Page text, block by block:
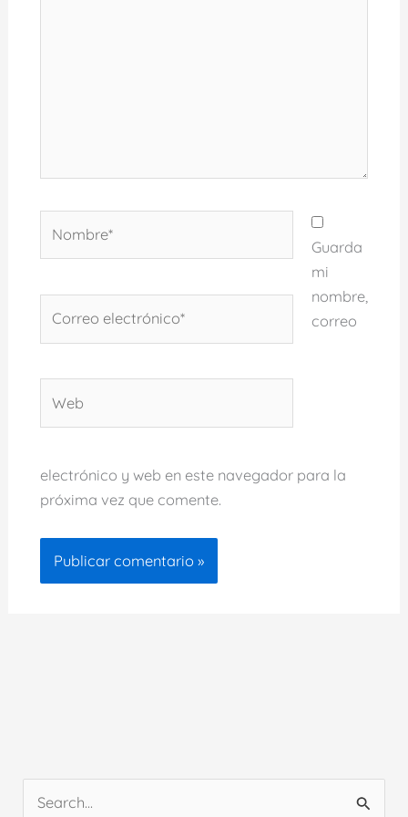
electrónico*
Guarda
mi
nombre,
correo
electrónico y web en este navegador para la
próxima vez que comente.